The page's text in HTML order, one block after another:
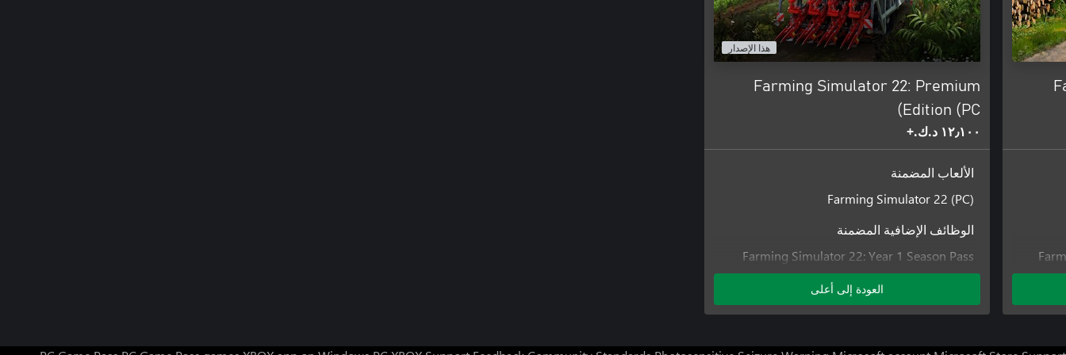
هذا الإصدار
Farming Simulator 22: Premium
Edition (PC)
١٢٫١٠٠ د.ك.‏+
الألعاب المضمنة
Farming Simulator 22 (PC)
الوظائف الإضافية المضمنة
Farming Simulator 22: Year 1 Season Pass
(PC)
Farming Simulator 22: Year 2 Season Pass
(PC)
العودة إلى أعلى